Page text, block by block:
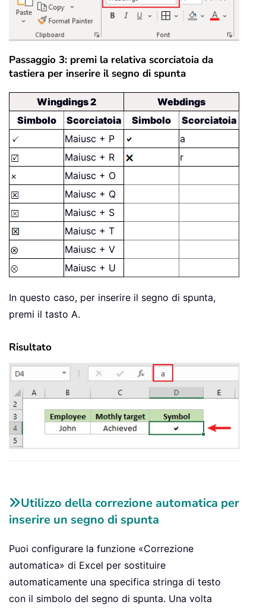
Passaggio 3: premi la relativa scorciatoia da
tastiera per inserire il segno di spunta
Wingdings 2
Webdings
Simbolo
Scorciatoia Simbolo
Scorciatoia
Maiusc + P
a
Maiusc + R
r
Maiusc + O
Maiusc + Q
Maiusc + S
Maiusc + T
Maiusc + V
Maiusc + U
In questo caso, per inserire il segno di spunta,
premi il tasto A.
Risultato
Utilizzo della correzione automatica per
inserire un segno di spunta
Puoi configurare la funzione «Correzione
automatica» di Excel per sostituire
automaticamente una specifica stringa di testo
con il simbolo del segno di spunta. Una volta